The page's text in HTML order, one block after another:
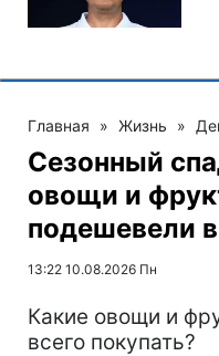
Главная » Жизнь »
Сезонный
овощи и
подешевели
13:22 10.08.2026 Пн
Какие овощи и
всего покупать?